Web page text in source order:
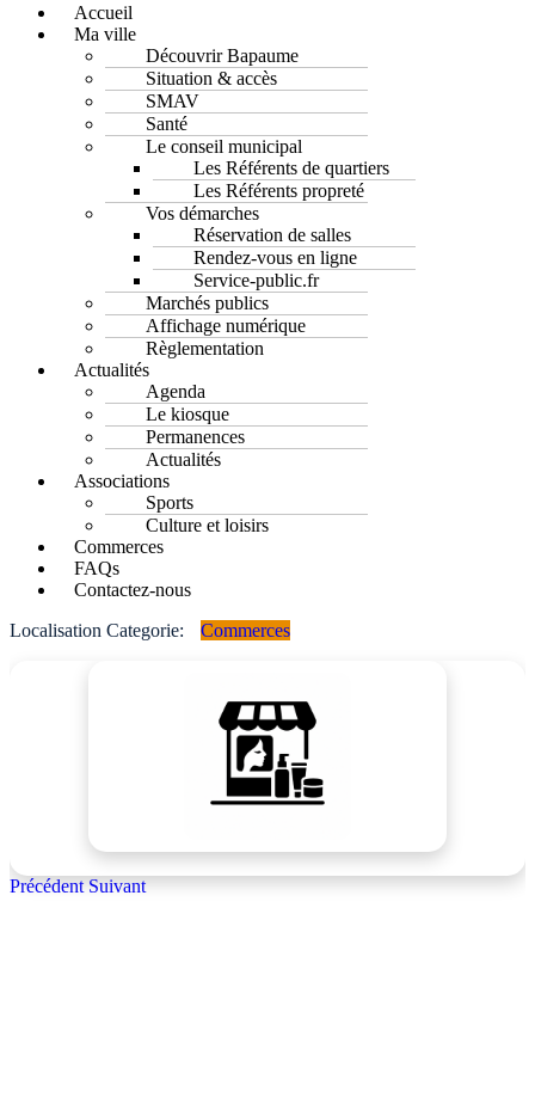
Accueil
Ma ville
Découvrir Bapaume
Situation & accès
SMAV
Santé
Le conseil municipal
Les Référents de quartiers
Les Référents propreté
Vos démarches
Réservation de salles
Rendez-vous en ligne
Service-public.fr
Marchés publics
Affichage numérique
Règlementation
Actualités
Agenda
Le kiosque
Permanences
Actualités
Associations
Sports
Culture et loisirs
Commerces
FAQs
Contactez-nous
Localisation Categorie:
Commerces
Précédent Suivant